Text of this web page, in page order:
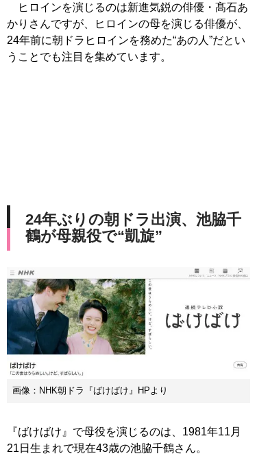
ヒロインを演じるのは新進気鋭の俳優・髙石あ
かりさんですが、ヒロインの母を演じる俳優が、
24年前に朝ドラヒロインを務めた“あの人”だとい
うことでも注目を集めています。
24年ぶりの朝ドラ出演、池脇千
鶴が母親役で“凱旋”
画像：NHK朝ドラ『ばけばけ』HPより
『ばけばけ』で母役を演じるのは、1981年11月
21日生まれで現在43歳の池脇千鶴さん。